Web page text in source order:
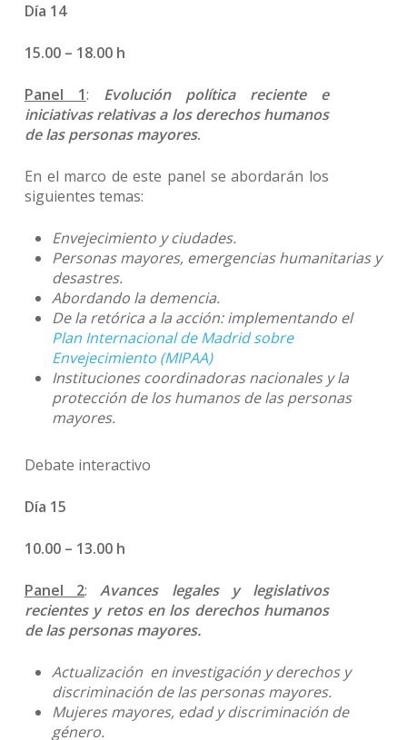
Día 14
15.00 – 18.00 h
Panel 1: Evolución política reciente e
iniciativas relativas a los derechos humanos
de las personas mayores.
En el marco de este panel se abordarán los
siguientes temas:
Envejecimiento y ciudades.
Personas mayores, emergencias humanitarias y
desastres.
Abordando la demencia.
De la retórica a la acción: implementando el
Plan Internacional de Madrid sobre
Envejecimiento (MIPAA)
Instituciones coordinadoras nacionales y la
protección de los humanos de las personas
mayores.
Debate interactivo
Día 15
10.00 – 13.00 h
Panel 2:Avances legales y legislativos
recientes y retos en los derechos humanos
de las personas mayores.
Actualización en investigación y derechos y
discriminación de las personas mayores.
Mujeres mayores, edad y discriminación de
género.